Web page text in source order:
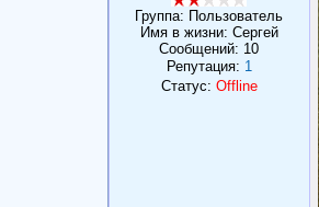
Группа: Пользователь
Имя в жизни: Сергей
Сообщений: 10
Репутация: 1
Статус: Offline